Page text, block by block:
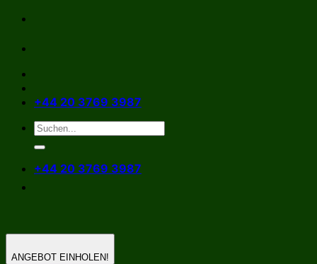
Zum
springen
+44 20 3769 3987
+44 20 3769 3987
ANGEBOT EINHOLEN!